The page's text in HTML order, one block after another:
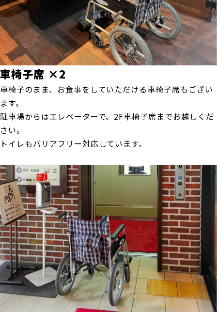
車椅子席 ×2
車椅子のまま、お食事をしていただける車椅子席もござい
ます。
駐車場からはエレベーターで、2F車椅子席までお越しくだ
さい。
トイレもバリアフリー対応しています。